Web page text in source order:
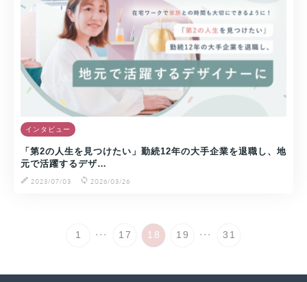
インタビュー
「第2の人生を見つけたい」勤続12年の大手企業を退職し、地
元で活躍するデザ…
2023/07/03
2026/03/26
1 ... 17 18 19 ... 31